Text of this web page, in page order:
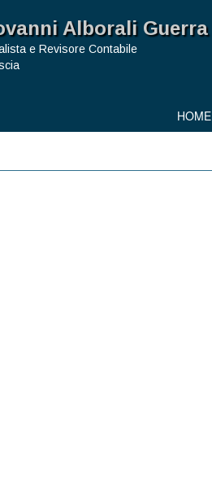
Alborali Guerra
e Revisore Contabile
HOME